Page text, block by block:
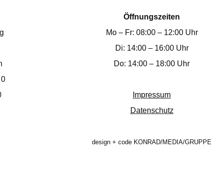
Öffnungszeiten
Mo – Fr: 08:00 – 12:00 Uhr
Di: 14:00 – 16:00 Uhr
Do: 14:00 – 18:00 Uhr
Impressum
Datenschutz
design + code KONRAD/MEDIA/GRUPPE